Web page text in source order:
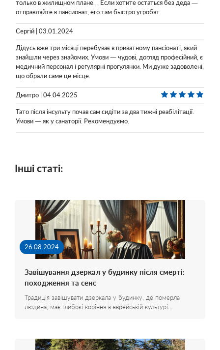
только в жилищном плане… Если хотите остаться без деда —
отправляйте в пансионат, его там быстро угробят
Сергій | 03.01.2024
Дідусь вже три місяці перебуває в приватному пансіонаті, який
знайшли через знайомих. Умови — чудові, догляд професійний, є
медичний персонал і регулярні прогулянки. Ми дуже задоволені,
що обрали саме це місце.
Дмитро | 04.04.2025
Тато після інсульту почав сам сидіти за два тижні реабілітації.
Умови — як у санаторії. Рекомендуємо.
Інші статі:
26.08.2024
Завішування дзеркал у будинку після смерті:
походження та сенс
Традиція завішувати дзеркала у будинку, де померла
людина, має глибокі коріння в єврейській культурі…